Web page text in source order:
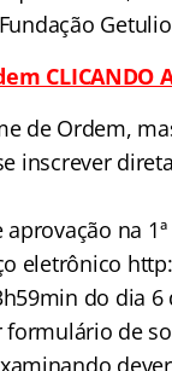
Getulio
CLICANDO
de Ordem,
inscrever
na 1ª
eletrônico
do dia 6
formulário de